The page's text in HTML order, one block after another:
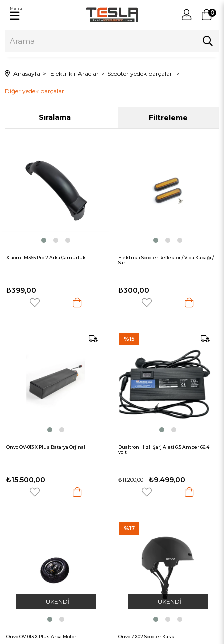
0
Menu
Anasayfa Elektrikli-Araclar Scooter yedek parçaları
Diğer yedek parçalar
Filtreleme
Sıralama
Xiaomi M365 Pro 2 Arka Çamurluk
₺399,00
Elektrikli Scooter Reflektör / Vida Kapağı /
Sarı
₺300,00
Onvo OV-013 X Plus Batarya Orjinal
₺15.500,00
Dualtron Hızlı Şarj Aleti 6.5 Amper 66.4
volt
₺9.499,00
₺11.200,00
%15
TÜKENDI
Onvo OV-013 X Plus Arka Motor
TÜKENDI
Onvo ZX02 Scooter Kask
%17